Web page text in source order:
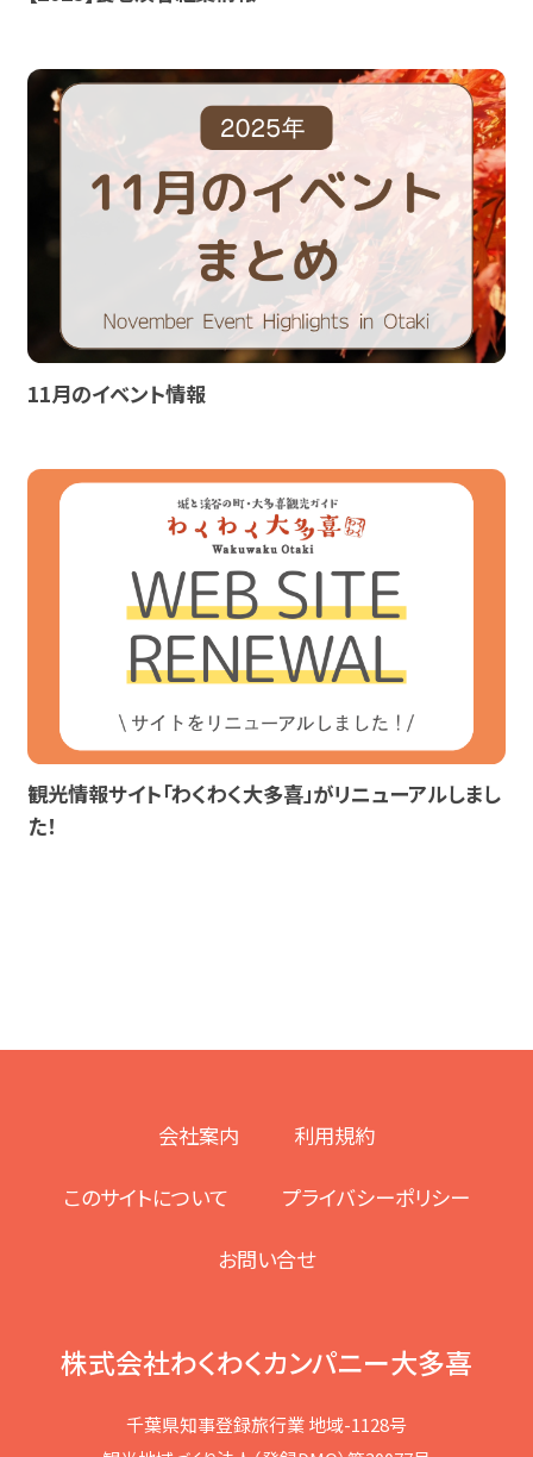
11月のイベント情報
観光情報サイト「わくわく大多喜」がリニューアルしまし
た！
会社案内 利用規約
このサイトについて プライバシーポリシー
お問い合せ
株式会社わくわくカンパニー大多喜
千葉県知事登録旅行業 地域-1128号